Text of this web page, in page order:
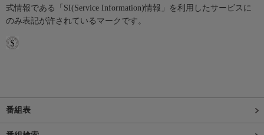
式情報である「SI(Service Information)情報」を利用したサービスに
のみ表記が許されているマークです。
番組表